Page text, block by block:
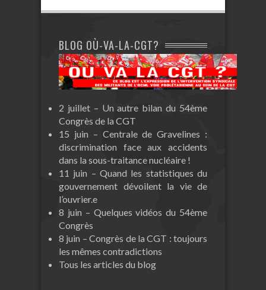
BLOG OÙ-VA-LA-CGT?
2 juillet – Un autre bilan du 54ème
Congrès de la CGT
15 juin – Centrale de Gravelines :
discrimination face aux accidents
dans la sous-traitance nucléaire !
11 juin – Quand les statistiques du
gouvernement dévoilent la vie de
l’ouvrier.e
8 juin – Quelques vidéos du 54ème
Congrès
8 juin – Congrès de la CGT : toujours
les mêmes contradictions
Tous les articles du blog